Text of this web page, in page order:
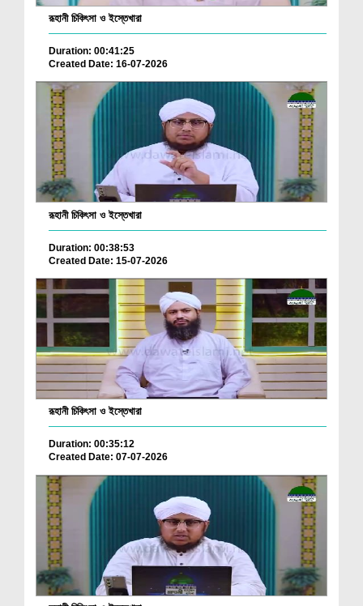
রূহানী চিকিৎসা ও ইস্তেখারা
Duration: 00:41:25
Created Date: 16-07-2026
রূহানী চিকিৎসা ও ইস্তেখারা
Duration: 00:38:53
Created Date: 15-07-2026
রূহানী চিকিৎসা ও ইস্তেখারা
Duration: 00:35:12
Created Date: 07-07-2026